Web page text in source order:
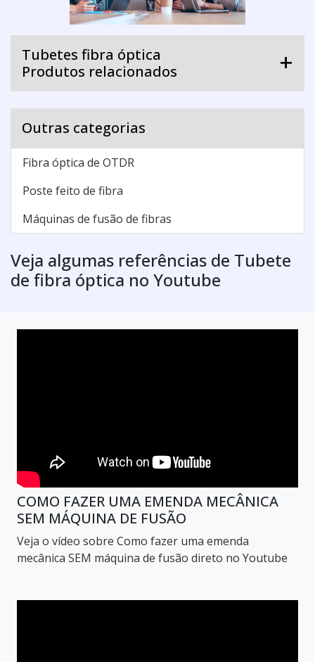
Tubetes fibra óptica
Produtos relacionados
Outras categorias
Fibra óptica de OTDR
Poste feito de fibra
Máquinas de fusão de fibras
Veja algumas referências de Tubete
de fibra óptica no Youtube
COMO FAZER UMA EMENDA MECÂNICA
SEM MÁQUINA DE FUSÃO
Veja o vídeo sobre Como fazer uma emenda
mecânica SEM máquina de fusão direto no Youtube